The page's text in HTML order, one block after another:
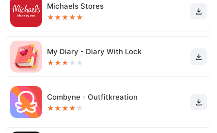
Michaels Stores
★★★★★
My Diary - Diary With Lock
★★★ ★ ★
Combyne - Outfitkreation
★★★★ ★